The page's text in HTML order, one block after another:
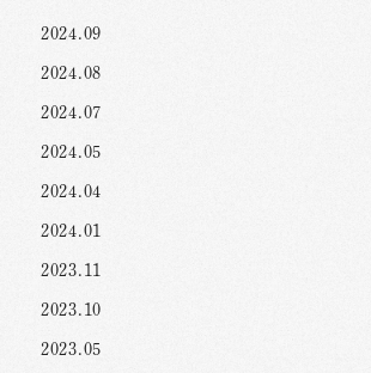
2024.09
2024.08
2024.07
2024.05
2024.04
2024.01
2023.11
2023.10
2023.05